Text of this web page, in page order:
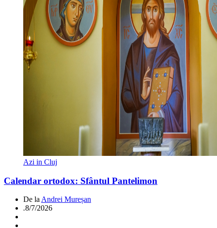
Azi in Cluj
Calendar ortodox: Sfântul Pantelimon
De la Andrei Mureșan
.8/7/2026